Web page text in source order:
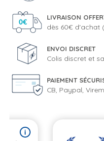
LIVRAISON
dès 60€ d'achat
ENVOI DISCRET
Colis discret et
PAIEMENT
CB, Paypal,